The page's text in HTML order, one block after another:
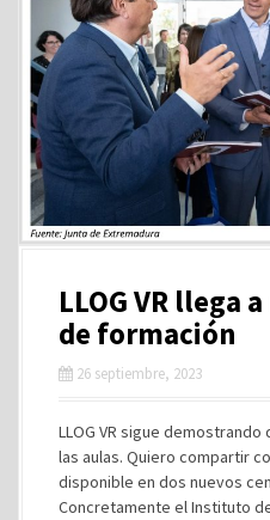
LLOG VR llega
de formación
26 septiembre, 2023
LLOG VR sigue
las aulas. Quiero compartir
disponible en dos nuevos
Concretamente el Instituto